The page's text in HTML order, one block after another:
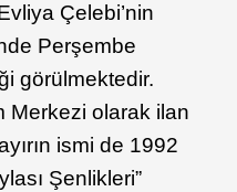
Çelebi’nin
Perşembe
görülmektedir.
Merkezi olarak ilan
ismi de 1992
Şenlikleri”